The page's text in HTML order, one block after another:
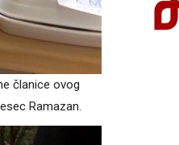
članice ovog
Ramazan.